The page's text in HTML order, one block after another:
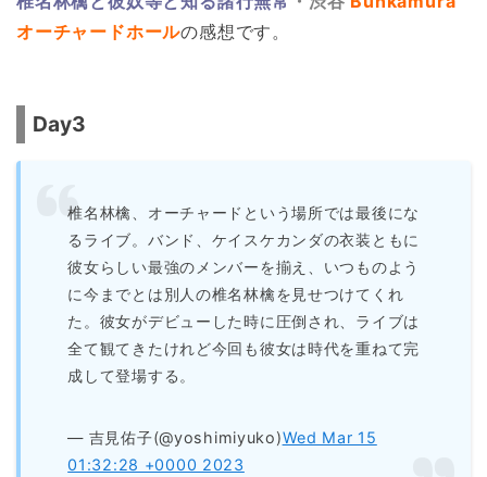
オーチャードホールの感想です。
Day3
椎名林檎、オーチャードという場所では最後にな
るライブ。バンド、ケイスケカンダの衣装ともに
彼女らしい最強のメンバーを揃え、いつものよう
に今までとは別人の椎名林檎を見せつけてくれ
た。彼女がデビューした時に圧倒され、ライブは
全て観てきたけれど今回も彼女は時代を重ねて完
成して登場する。
— 吉見佑子(@yoshimiyuko)Wed Mar 15
01:32:28 +0000 2023